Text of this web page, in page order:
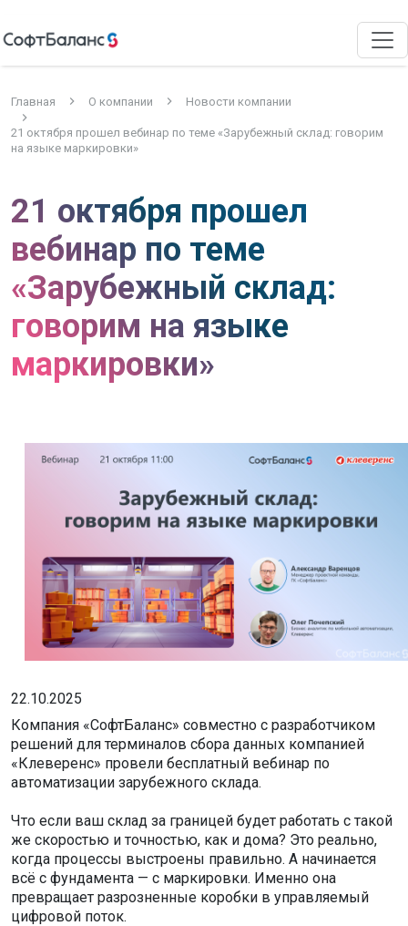
Главная О компании Новости компании
21 октября прошел вебинар по теме «Зарубежный склад: говорим
на языке маркировки»
21 октября прошел
вебинар по теме
«Зарубежный склад:
говорим на языке
маркировки»
22.10.2025
Компания «СофтБаланс» совместно с разработчиком
решений для терминалов сбора данных компанией
«Клеверенс» провели бесплатный вебинар по
автоматизации зарубежного склада.
Что если ваш склад за границей будет работать с такой
же скоростью и точностью, как и дома? Это реально,
когда процессы выстроены правильно. А начинается
всё с фундамента — с маркировки. Именно она
превращает разрозненные коробки в управляемый
цифровой поток.